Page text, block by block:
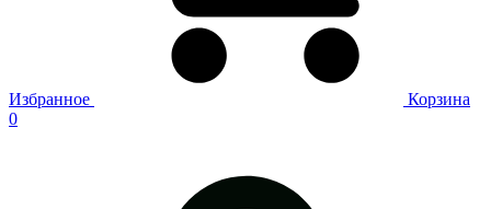
Избранное
Корзина
0